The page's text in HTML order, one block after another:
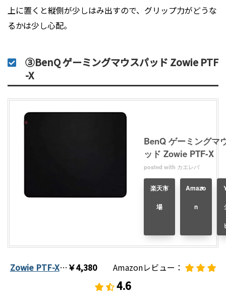
上に置くと縦側が少しはみ出すので、グリップ力がどうな
るかは少し心配。
③BenQ ゲーミングマウスパッド Zowie PTF
-X
BenQ ゲーミングマ
ッド Zowie PTF-X
posted with カエレバ
楽天市
場
Amazo
n
Zowie PTF-X…￥4,380Amazonレビュー：
4.6